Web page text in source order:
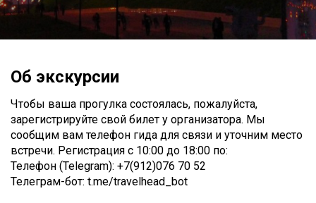
Об экскурсии
Чтобы ваша прогулка состоялась, пожалуйста,
зарегистрируйте свой билет у организатора. Мы
сообщим вам телефон гида для связи и уточним место
встречи. Регистрация c 10:00 до 18:00 по:
Телефон (Telegram): +7(912)076 70 52
Телеграм-бот: t.me/travelhead_bot